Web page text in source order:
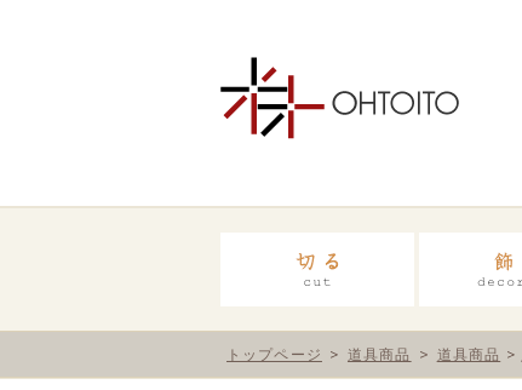
トップページ 道具商品 道具商品